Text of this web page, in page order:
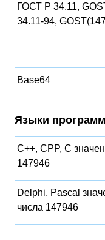
ГОСТ Р 34.11,
34.11-94,
Base64
Языки
C++, CPP, C
147946
Delphi, Pascal
числа 147946